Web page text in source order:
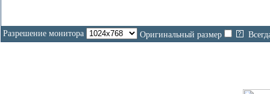
Разрешение монитора Оригинальный размер